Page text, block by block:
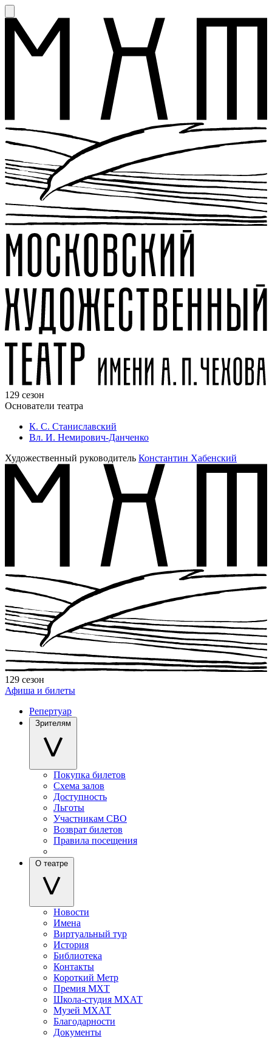
129 сезон
Основатели театра
К. С. Станиславский
Вл. И. Немирович-Данченко
Художественный руководитель Константин Хабенский
129 сезон
Афиша и билеты
Репертуар
Зрителям
Покупка билетов
Схема залов
Доступность
Льготы
Участникам СВО
Возврат билетов
Правила посещения
О театре
Новости
Имена
Виртуальный тур
История
Библиотека
Контакты
Короткий Метр
Премия МХТ
Школа-студия МХАТ
Музей МХАТ
Благодарности
Документы